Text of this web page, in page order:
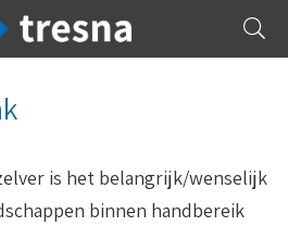
is het belangrijk/wenselijk
binnen handbereik